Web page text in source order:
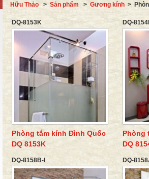
Hữu Thảo ˃ Sản phẩm ˃ Gương kính ˃
DQ-8153K
Phòng tắm kính Đình Quốc
DQ 8153K
DQ-
Phòng
DQ
DQ-8158B-I DQ-